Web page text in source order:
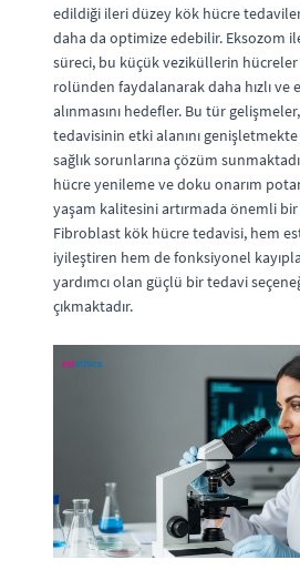
edildiği ileri düzey kök hücre
daha da optimize edebilir. Eksozom
süreci, bu küçük veziküllerin hücreler
rolünden faydalanarak daha hızlı ve
alınmasını hedefler. Bu tür
tedavisinin etki alanını
sağlık sorunlarına çözüm
hücre yenileme ve doku onarım
yaşam kalitesini artırmada önemli
Fibroblast kök hücre tedavisi, hem
iyileştiren hem de fonksiyonel
yardımcı olan güçlü bir tedavi
çıkmaktadır.